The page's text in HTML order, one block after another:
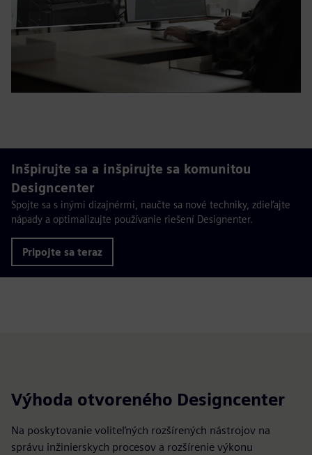
Inšpirujte sa a inšpirujte sa komunitou
Designcenter
Spojte sa s inými dizajnérmi, naučte sa nové techniky, zdieľajte
nápady a optimalizujte používanie riešení Designenter.
Pripojte sa teraz
Výhoda otvoreného Designcenter
Na poskytovanie voliteľných rozšírených nástrojov na
správu inžinierskych procesov a rozšírenie výkonu